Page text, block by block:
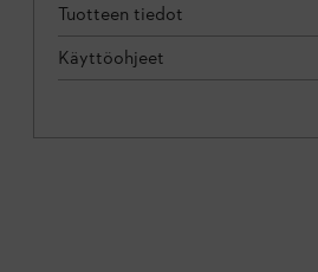
Tuotteen tiedot
Käyttöohjeet